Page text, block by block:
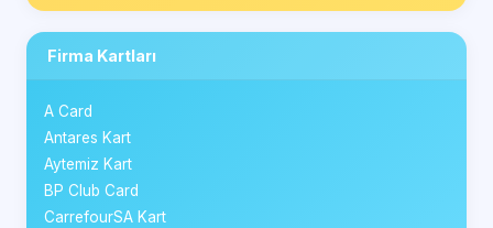
Firma Kartları
A Card
Antares Kart
Aytemiz Kart
BP Club Card
CarrefourSA Kart